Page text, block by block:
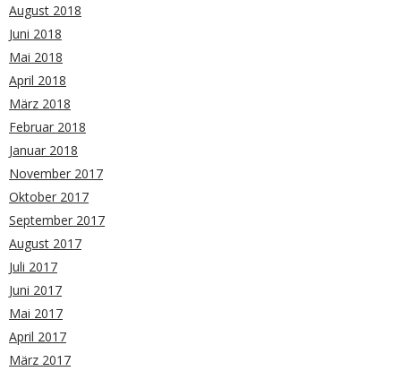
August 2018
Juni 2018
Mai 2018
April 2018
März 2018
Februar 2018
Januar 2018
November 2017
Oktober 2017
September 2017
August 2017
Juli 2017
Juni 2017
Mai 2017
April 2017
März 2017